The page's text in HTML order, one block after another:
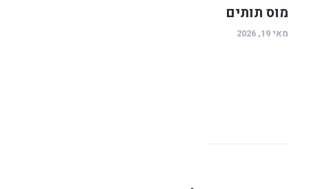
מוס תותים
מאי 19, 2026